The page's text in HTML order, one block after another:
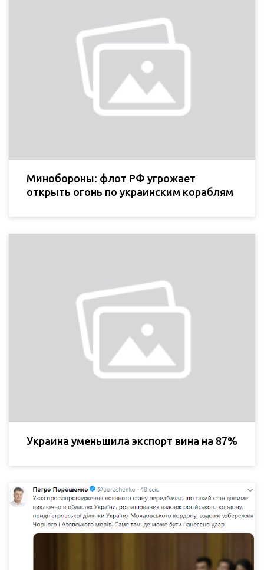
Минобороны: флот РФ угрожает
открыть огонь по украинским кораблям
Украина уменьшила экспорт вина на 87%